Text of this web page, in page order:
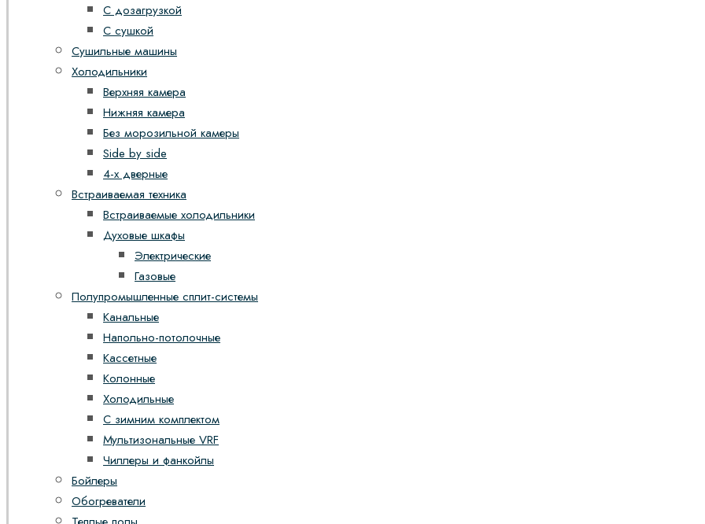
С дозагрузкой
С сушкой
Сушильные машины
Холодильники
Верхняя камера
Нижняя камера
Без морозильной камеры
Side by side
4-х дверные
Встраиваемая техника
Встраиваемые холодильники
Духовые шкафы
Электрические
Газовые
Полупромышленные сплит-системы
Канальные
Напольно-потолочные
Кассетные
Колонные
Холодильные
С зимним комплектом
Мультизональные VRF
Чиллеры и фанкойлы
Бойлеры
Обогреватели